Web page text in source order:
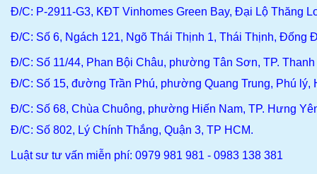
Đ/C: P-2911-G3, KĐT Vinhomes Green Bay, Đại Lộ Thăng
Đ/C: Số 6, Ngách 121, Ngõ Thái Thịnh 1, Thái Thịnh, Đống
Đ/C: Số 11/44, Phan Bội Châu, phường Tân Sơn, TP.
Đ/C: Số 15, đường Trần Phú, phường Quang Trung, Phú lý,
Đ/C: Số 68, Chùa Chuông, phường Hiến Nam, TP. Hưng
Đ/C: Số 802, Lý Chính Thắng, Quận 3, TP HCM.
Luật sư tư vấn miễn phí: 0979 981 981 - 0983 138 381